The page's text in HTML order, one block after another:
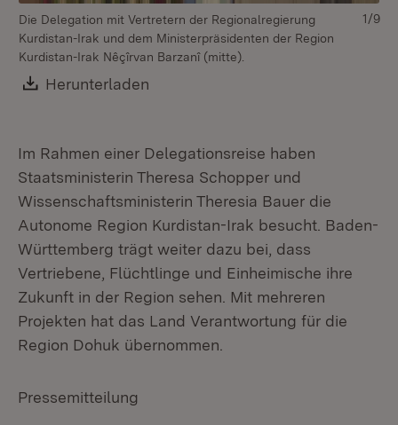
Die Delegation mit Vertretern der Regionalregierung
Kurdistan-Irak und dem Ministerpräsidenten der Region
Kurdistan-Irak Nêçîrvan Barzanî (mitte).
Download:
Herunterladen
1/9
Im Rahmen einer Delegationsreise haben
Staatsministerin Theresa Schopper und
Wissenschaftsministerin Theresia Bauer die
Autonome Region Kurdistan-Irak besucht. Baden-
Württemberg trägt weiter dazu bei, dass
Vertriebene, Flüchtlinge und Einheimische ihre
Zukunft in der Region sehen. Mit mehreren
Projekten hat das Land Verantwortung für die
Region Dohuk übernommen.
Pressemitteilung